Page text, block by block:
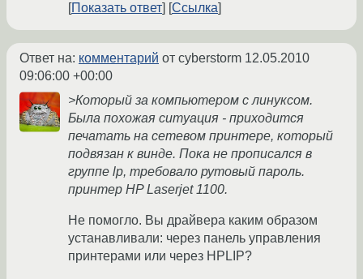
Показать ответ
Ссылка
Ответ на: комментарий от cyberstorm 12.05.2010
09:06:00 +00:00
>Который за компьютером с линуксом.
Была похожая ситуация - приходится
печатать на сетевом принтере, который
подвязан к винде. Пока не прописался в
группе lp, требовало рутовый пароль.
принтер HP Laserjet 1100.
Не помогло. Вы драйвера каким образом
устанавливали: через панель управления
принтерами или через HPLIP?